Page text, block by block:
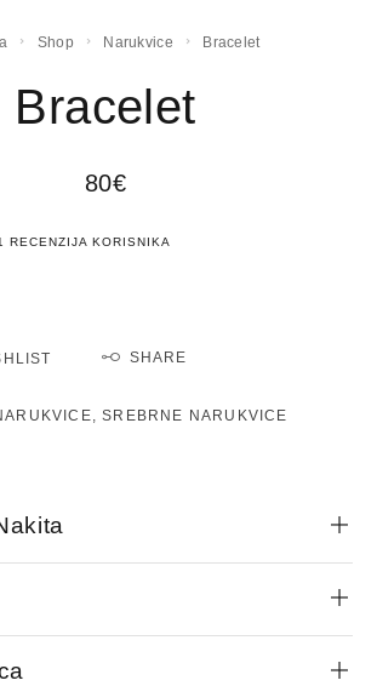
Shop Narukvice Bracelet
Bracelet
80€
ocjena:
RECENZIJA KORISNIKA
SHARE
,SREBRNE NARUKVICE